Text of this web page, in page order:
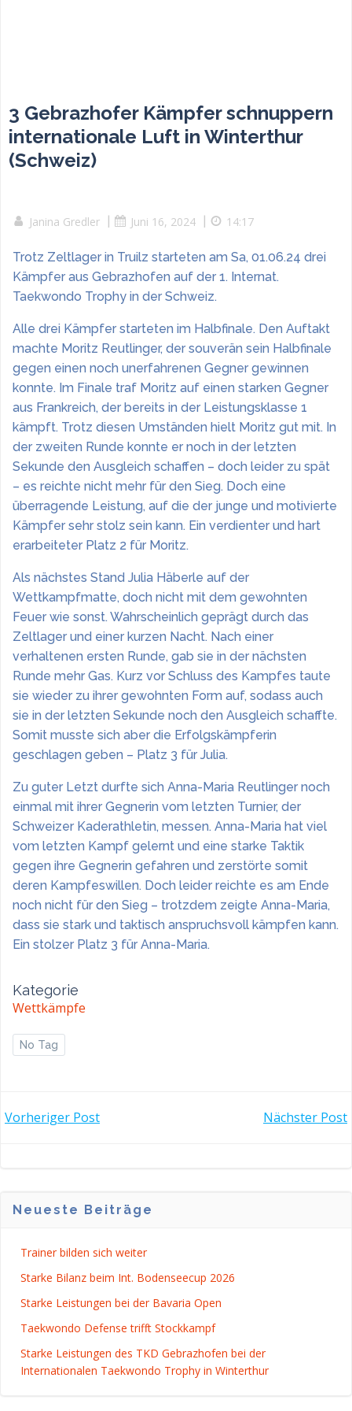
3 Gebrazhofer Kämpfer schnuppern
internationale Luft in Winterthur
(Schweiz)
Janina Gredler Juni 16, 2024 14:17
Trotz Zeltlager in Truilz starteten am Sa, 01.06.24 drei
Kämpfer aus Gebrazhofen auf der 1. Internat.
Taekwondo Trophy in der Schweiz.
Alle drei Kämpfer starteten im Halbfinale. Den Auftakt
machte Moritz Reutlinger, der souverän sein Halbfinale
gegen einen noch unerfahrenen Gegner gewinnen
konnte. Im Finale traf Moritz auf einen starken Gegner
aus Frankreich, der bereits in der Leistungsklasse 1
kämpft. Trotz diesen Umständen hielt Moritz gut mit. In
der zweiten Runde konnte er noch in der letzten
Sekunde den Ausgleich schaffen – doch leider zu spät
– es reichte nicht mehr für den Sieg. Doch eine
überragende Leistung, auf die der junge und motivierte
Kämpfer sehr stolz sein kann. Ein verdienter und hart
erarbeiteter Platz 2 für Moritz.
Als nächstes Stand Julia Häberle auf der
Wettkampfmatte, doch nicht mit dem gewohnten
Feuer wie sonst. Wahrscheinlich geprägt durch das
Zeltlager und einer kurzen Nacht. Nach einer
verhaltenen ersten Runde, gab sie in der nächsten
Runde mehr Gas. Kurz vor Schluss des Kampfes taute
sie wieder zu ihrer gewohnten Form auf, sodass auch
sie in der letzten Sekunde noch den Ausgleich schaffte.
Somit musste sich aber die Erfolgskämpferin
geschlagen geben – Platz 3 für Julia.
Zu guter Letzt durfte sich Anna-Maria Reutlinger noch
einmal mit ihrer Gegnerin vom letzten Turnier, der
Schweizer Kaderathletin, messen. Anna-Maria hat viel
vom letzten Kampf gelernt und eine starke Taktik
gegen ihre Gegnerin gefahren und zerstörte somit
deren Kampfeswillen. Doch leider reichte es am Ende
noch nicht für den Sieg – trotzdem zeigte Anna-Maria,
dass sie stark und taktisch anspruchsvoll kämpfen kann.
Ein stolzer Platz 3 für Anna-Maria.
Kategorie
Wettkämpfe
No Tag
POST
Vorheriger Post
POSTNächster Post
Neueste Beiträge
Trainer bilden sich weiter
Starke Bilanz beim Int. Bodenseecup 2026
Starke Leistungen bei der Bavaria Open
Taekwondo Defense trifft Stockkampf
Starke Leistungen des TKD Gebrazhofen bei der
Internationalen Taekwondo Trophy in Winterthur